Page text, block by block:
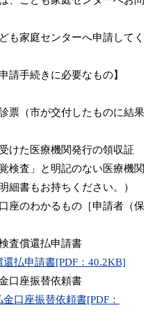
家庭センターへ申請してく
手続きに必要なもの】
（市が交付したものに結果
た医療機関発行の領収証
検査」と明記のない医療機関
細書もお持ちください。）
のわかるもの［申請者（保
償還払申請書
払申請書[PDF：40.2KB]
座振替依頼書
口座振替依頼書[PDF：